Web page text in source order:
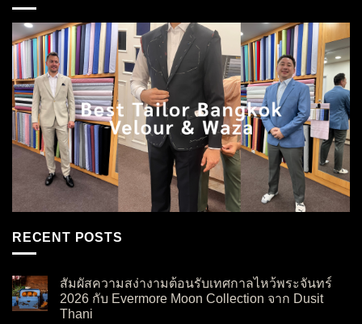
RECENT POSTS
สัมผัสความสง่างามต้อนรับเทศกาลไหว้พระจันทร์
2026 กับ Evermore Moon Collection จาก Dusit
Thani